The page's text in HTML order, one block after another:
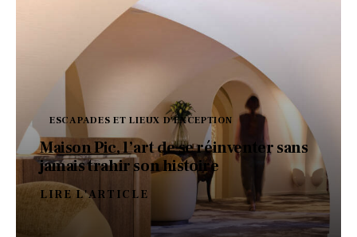
ESCAPADES ET LIEUX D'EXCEPTION
Maison Pic, l’art de se réinventer sans
jamais trahir son histoire
LIRE L'ARTICLE